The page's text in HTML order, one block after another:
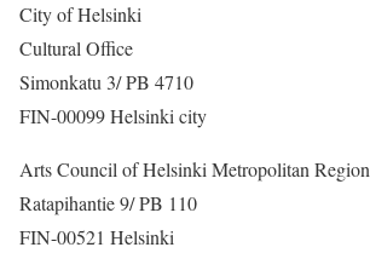
City of Helsinki
Cultural Office
Simonkatu 3/ PB 4710
FIN-00099 Helsinki city
Arts Council of Helsinki Metropolitan Region
Ratapihantie 9/ PB 110
FIN-00521 Helsinki